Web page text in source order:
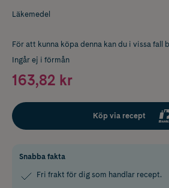
Läkemedel
För att kunna köpa denna kan du i vissa fall
Ingår ej i förmån
163,82 kr
Köp via recept
Snabba fakta
Fri frakt för dig som handlar recept.